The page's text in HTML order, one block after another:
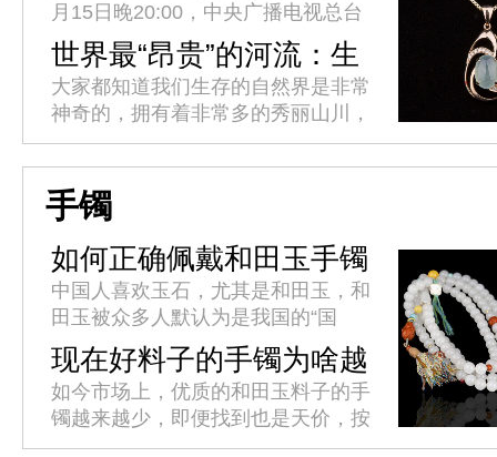
月15日晚20:00，中央广播电视总台
315晚会曝光了云南省昆明呈贡区承
泽字节(云南)科技有限公司在网络直
播平台销售翡翠涉嫌假冒...
世界最“昂贵”的河流：生
产全球95%的翡翠玉石
大家都知道我们生存的自然界是非常
神奇的，拥有着非常多的秀丽山川，
只有你去过的地方越多，你对这个世
界的认知就越深，你的人生阅历才越
丰富，这也正是旅行的魅力所在
吧。...
手镯
如何正确佩戴和田玉手镯
中国人喜欢玉石，尤其是和田玉，和
田玉被众多人默认为是我国的“国
玉”，我国新疆出产的和田是最优质
的，且价值是一般人难以企及，所以
这种自带优质的“皇族血统”，自然
都...
现在好料子的手镯为啥越
来越少了?
如今市场上，优质的和田玉料子的手
镯越来越少，即便找到也是天价，按
理手镯是玉器饰品中最为常见，最受